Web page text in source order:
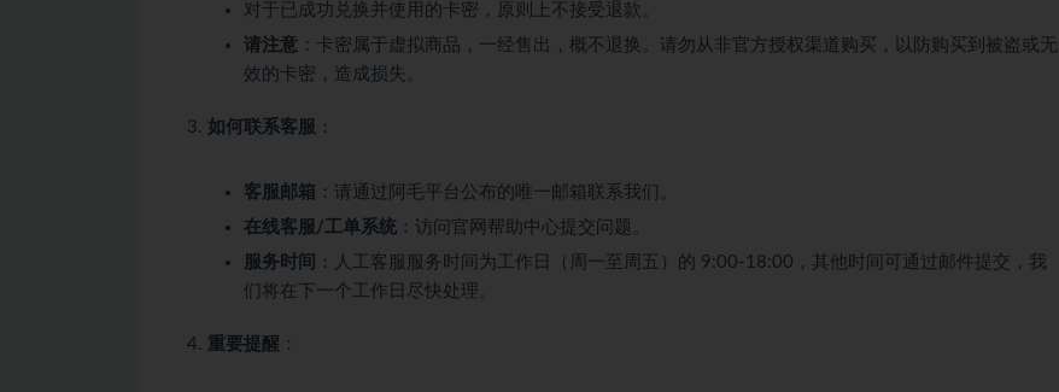
对于已成功兑换并使用的卡密，原则上不接受退款。
请注意 ：卡密属于虚拟商品，一经售出，概不退换。请勿从非官方授权渠道购买，以防购买到被盗或无
效的卡密，造成损失。
如何联系客服 ：
客服邮箱 ：请通过阿毛平台公布的唯一邮箱联系我们。
在线客服/工单系统 ：访问官网帮助中心提交问题。
服务时间
：人工客服服务时间为工作日（周一至周五）的 9:00-18:00，其他时间可通过邮件提交，我
们将在下一个工作日尽快处理。
重要提醒 ：